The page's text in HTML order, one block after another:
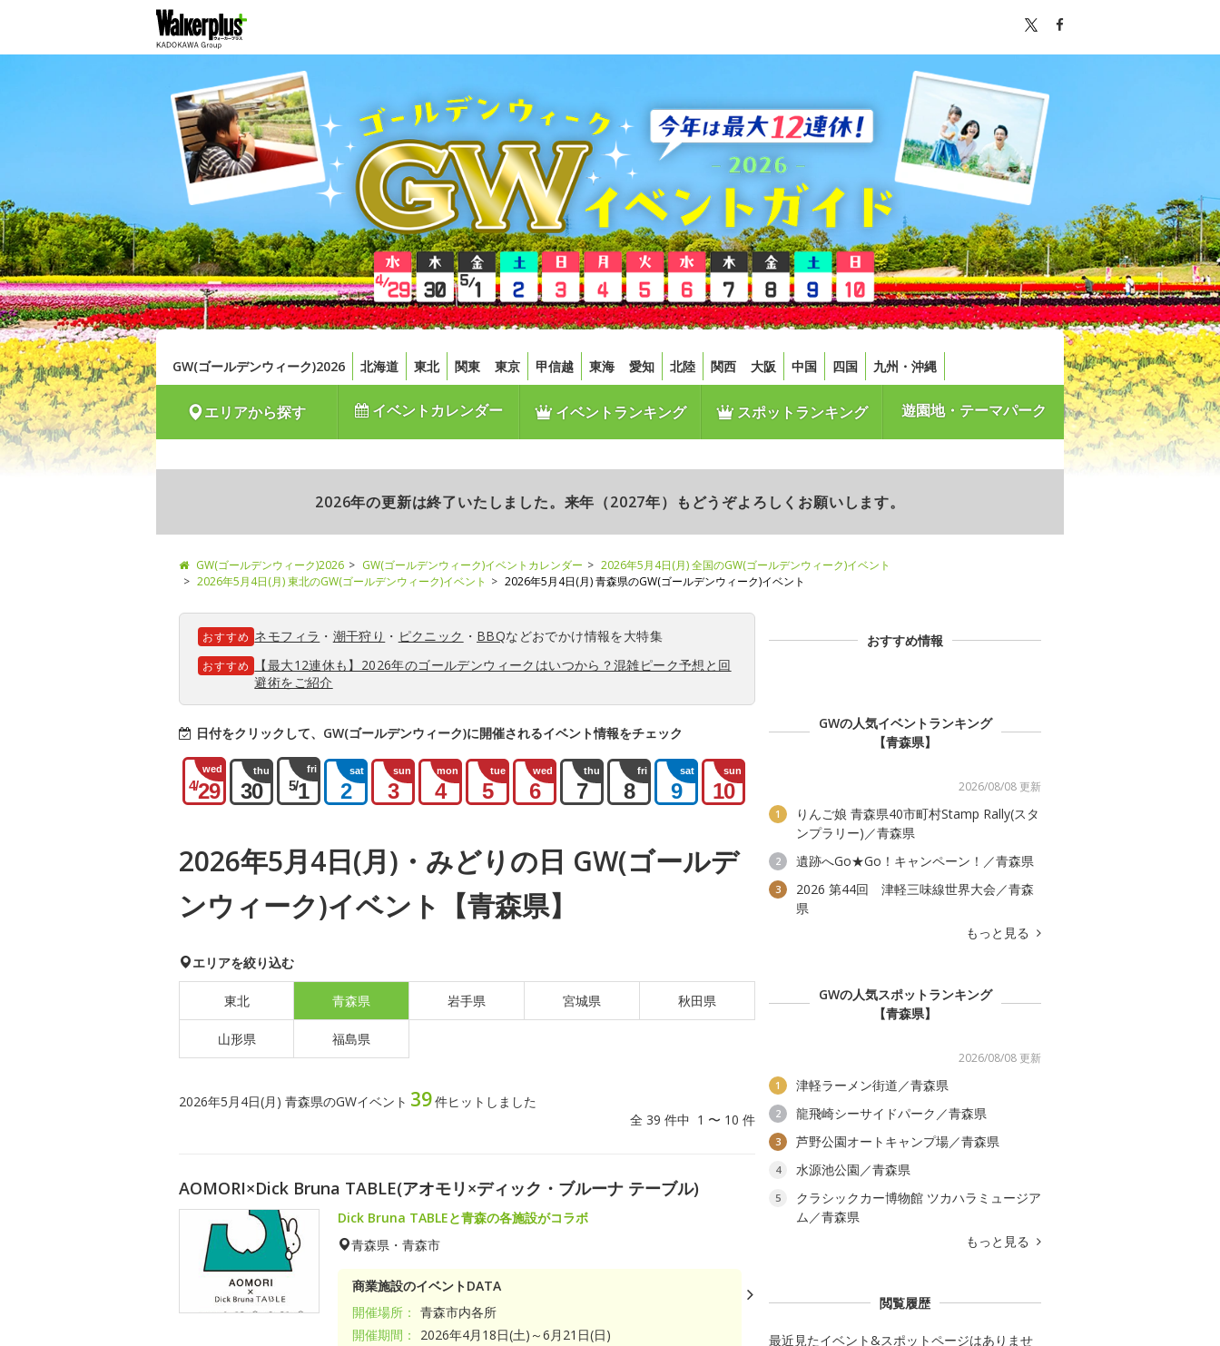
GW(ゴールデンウィーク)2026 北海道 東北 関東 東京 甲信越 東海 愛知 北陸 関西 大阪 中国 四国 九州・沖縄
エリアから探す イベントカレンダー イベントランキング スポットランキング 遊園地・テーマパーク
2026年の更新は終了いたしました。来年（2027年）もどうぞよろしくお願いします。
GW(ゴールデンウィーク)2026 GW(ゴールデンウィーク)イベントカレンダー
2026年5月4日(月) 全国のGW(ゴールデンウィーク)イベント
2026年5月4日(月) 東北のGW(ゴールデンウィーク)イベント
2026年5月4日(月) 青森県のGW(ゴールデンウィーク)イベント
おすすめ ネモフィラ ・ 潮干狩り ・ ピクニック ・ BBQなどおでかけ情報を大特集
おすすめ
【最大12連休も】2026年のゴールデンウィークはいつから？混雑ピーク予想と回
避術をご紹介
日付をクリックして、GW(ゴールデンウィーク)に開催されるイベント情報をチェック
wed
4/29
thu
30
fri
5/1
sat
2
sun
3
mon
4
tue
5
wed
6
thu
7
fri
8
sat
9
sun
10
2026年5月4日(月)・みどりの日 GW(ゴールデ
ンウィーク)イベント【青森県】
エリアを絞り込む
東北 青森県 岩手県 宮城県 秋田県
山形県 福島県
2026年5月4日(月) 青森県のGWイベント 39件ヒットしました
全 39 件中 1 〜 10 件
AOMORI×Dick Bruna TABLE(アオモリ×ディック・ブルーナ テーブル)
Dick Bruna TABLEと青森の各施設がコラボ
青森県・青森市
商業施設のイベントDATA
開催場所： 青森市内各所
開催期間：
2026年4月18日(土)～6月21日(日)
おすすめ情報
GWの人気イベントランキング
【青森県】
2026/08/08 更新
1
りんご娘 青森県40市町村Stamp Rally(スタ
ンプラリー)／青森県
2 遺跡へGo★Go！キャンペーン！／青森県
3
2026 第44回 津軽三味線世界大会／青森
県
もっと見る
GWの人気スポットランキング
【青森県】
2026/08/08 更新
1 津軽ラーメン街道／青森県
2 龍飛崎シーサイドパーク／青森県
3 芦野公園オートキャンプ場／青森県
4 水源池公園／青森県
5
クラシックカー博物館 ツカハラミュージア
ム／青森県
もっと見る
閲覧履歴
最近見たイベント&スポットページはありませ